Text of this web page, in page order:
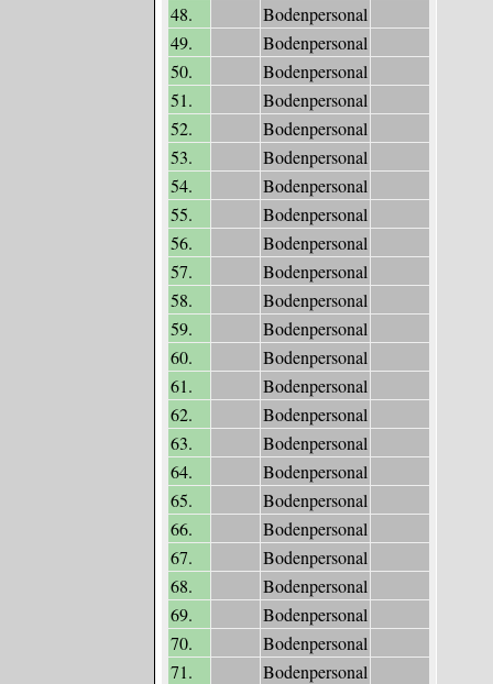
48.
Bodenpersonal
49.
Bodenpersonal
50.
Bodenpersonal
51.
Bodenpersonal
52.
Bodenpersonal
53.
Bodenpersonal
54.
Bodenpersonal
55.
Bodenpersonal
56.
Bodenpersonal
57.
Bodenpersonal
58.
Bodenpersonal
59.
Bodenpersonal
60.
Bodenpersonal
61.
Bodenpersonal
62.
Bodenpersonal
63.
Bodenpersonal
64.
Bodenpersonal
65.
Bodenpersonal
66.
Bodenpersonal
67.
Bodenpersonal
68.
Bodenpersonal
69.
Bodenpersonal
70.
Bodenpersonal
71.
Bodenpersonal